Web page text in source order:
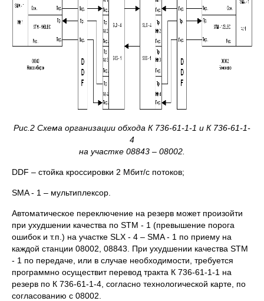
Рис.2 Схема организации обхода К 736-61-1-1 и К 736-61-1-
4
на участке 08843 – 08002.
DDF – стойка кроссировки 2 Мбит/с потоков;
SMA - 1 – мультиплексор.
Автоматическое переключение на резерв может произойти
при ухудшении качества по STM - 1 (превышение порога
ошибок и т.п.) на участке SLX - 4 – SMA - 1 по приему на
каждой станции 08002, 08843. При ухудшении качества STM
- 1 по передаче, или в случае необходимости, требуется
программно осуществит перевод тракта К 736-61-1-1 на
резерв по К 736-61-1-4, согласно технологической карте, по
согласованию с 08002.